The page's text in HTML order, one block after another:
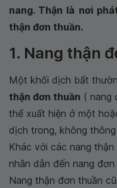
nang. Thận là nơi
thận đơn thuần.
1. Nang thận
Một khối dịch bất
thận đơn thuần ( nang
thể xuất hiện ở một
dịch trong, không
Khác với các nang thận
nhân dẫn đến nang
Nang thận đơn thuần